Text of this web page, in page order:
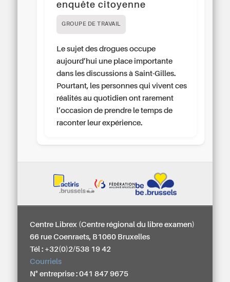
enquête citoyenne
GROUPE DE TRAVAIL
Le sujet des drogues occupe
aujourd’hui une place importante
dans les discussions à Saint-Gilles.
Pourtant, les personnes qui vivent ces
réalités au quotidien ont rarement
l’occasion de prendre le temps de
raconter leur expérience.
Centre Librex (Centre régional du libre examen)
66 rue Coenraets, B1060 Bruxelles
Tél : +32(0)2/538 19 42
Courriels
N° entreprise : 041 847 9675